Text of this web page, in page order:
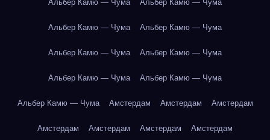
Альбер Камю — Чума Альбер Камю — Чума
Альбер Камю — Чума Альбер Камю — Чума
Альбер Камю — Чума Альбер Камю — Чума
Альбер Камю — Чума Альбер Камю — Чума
Альбер Камю — Чума Амстердам Амстердам Амстердам
Амстердам Амстердам Амстердам Амстердам